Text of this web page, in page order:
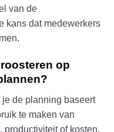
van de
kans dat medewerkers
op
de planning baseert
te maken van
productiviteit of kosten.